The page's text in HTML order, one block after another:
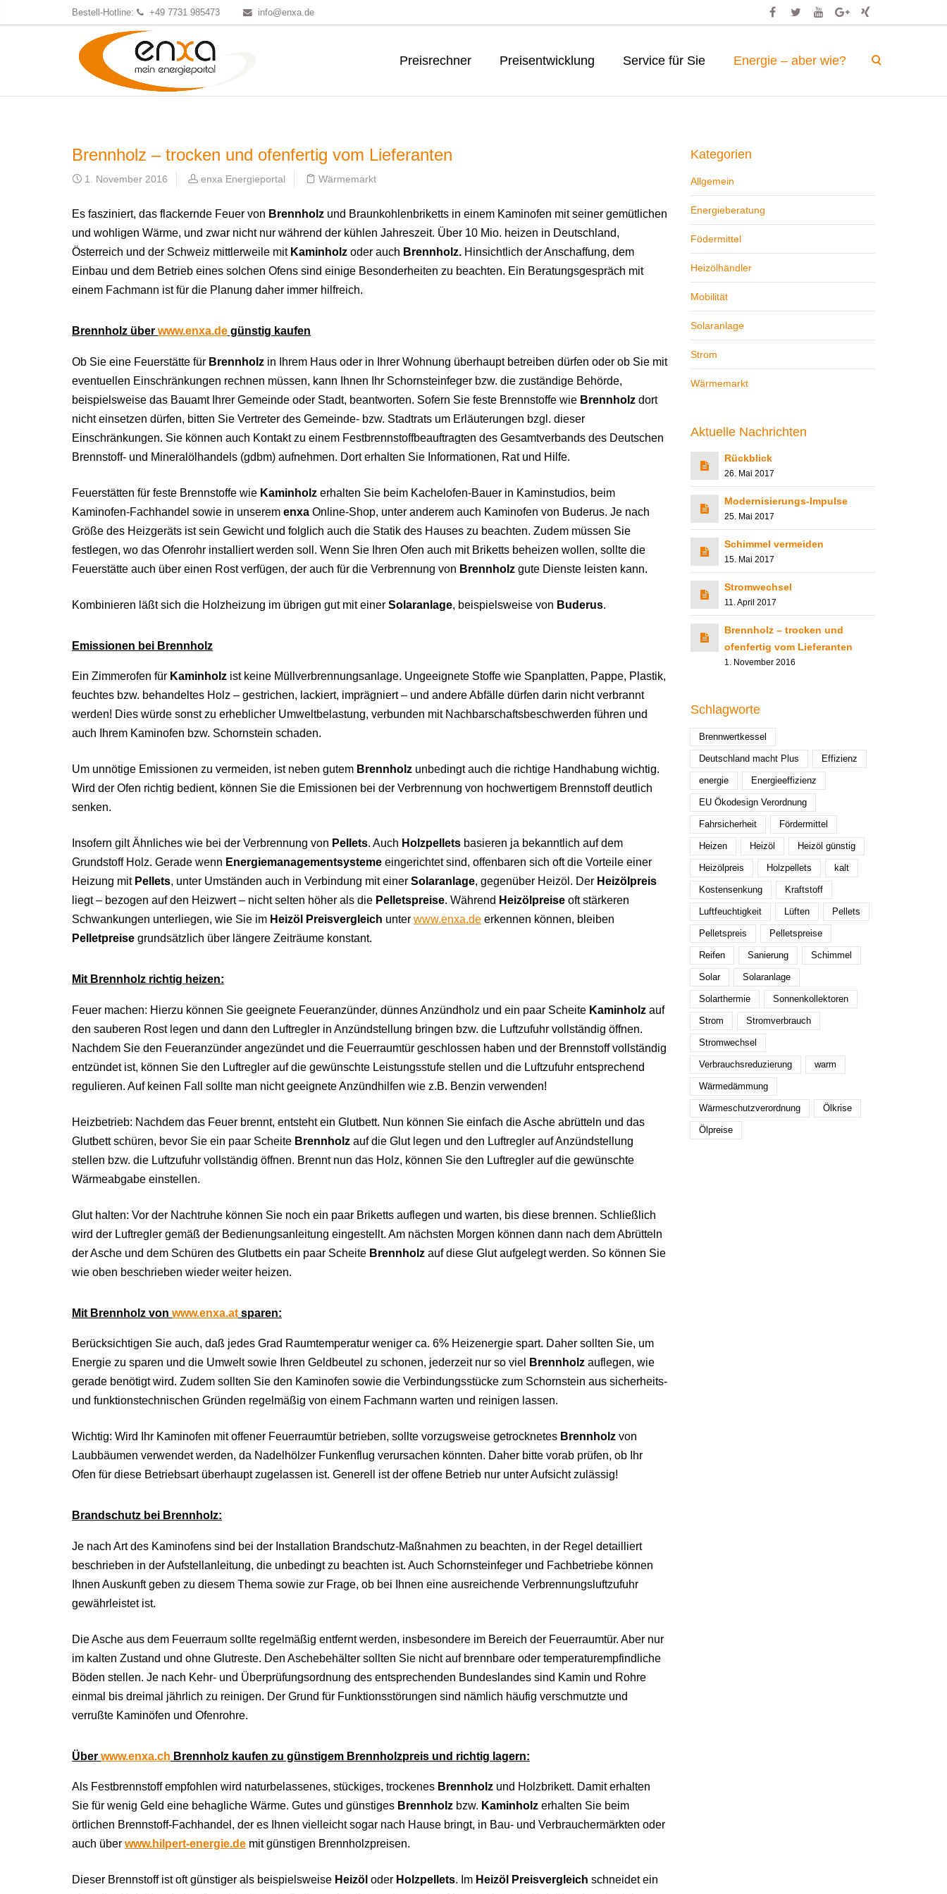
Bestell-Hotline: +49 7731 985473 info@enxa.de
Preisrechner Preisentwicklung Service für Sie Energie – aber wie?
Brennholz – trocken und ofenfertig vom Lieferanten
1. November 2016 enxa Energieportal Wärmemarkt
Es fasziniert, das flackernde Feuer von Brennholz und Braunkohlenbriketts in einem Kaminofen mit seiner gemütlichen
und wohligen Wärme, und zwar nicht nur während der kühlen Jahreszeit. Über 10 Mio. heizen in Deutschland,
Österreich und der Schweiz mittlerweile mit Kaminholz oder auch Brennholz. Hinsichtlich der Anschaffung, dem
Einbau und dem Betrieb eines solchen Ofens sind einige Besonderheiten zu beachten. Ein Beratungsgespräch mit
einem Fachmann ist für die Planung daher immer hilfreich.
Brennholz über www.enxa.de günstig kaufen
Ob Sie eine Feuerstätte für Brennholz in Ihrem Haus oder in Ihrer Wohnung überhaupt betreiben dürfen oder ob Sie mit
eventuellen Einschränkungen rechnen müssen, kann Ihnen Ihr Schornsteinfeger bzw. die zuständige Behörde,
beispielsweise das Bauamt Ihrer Gemeinde oder Stadt, beantworten. Sofern Sie feste Brennstoffe wie Brennholz dort
nicht einsetzen dürfen, bitten Sie Vertreter des Gemeinde- bzw. Stadtrats um Erläuterungen bzgl. dieser
Einschränkungen. Sie können auch Kontakt zu einem Festbrennstoffbeauftragten des Gesamtverbands des Deutschen
Brennstoff- und Mineralölhandels (gdbm) aufnehmen. Dort erhalten Sie Informationen, Rat und Hilfe.
Feuerstätten für feste Brennstoffe wie Kaminholz erhalten Sie beim Kachelofen-Bauer in Kaminstudios, beim
Kaminofen-Fachhandel sowie in unserem enxa Online-Shop, unter anderem auch Kaminofen von Buderus. Je nach
Größe des Heizgeräts ist sein Gewicht und folglich auch die Statik des Hauses zu beachten. Zudem müssen Sie
festlegen, wo das Ofenrohr installiert werden soll. Wenn Sie Ihren Ofen auch mit Briketts beheizen wollen, sollte die
Feuerstätte auch über einen Rost verfügen, der auch für die Verbrennung von Brennholz gute Dienste leisten kann.
Kombinieren läßt sich die Holzheizung im übrigen gut mit einer Solaranlage, beispielsweise von Buderus.
Emissionen bei Brennholz
Ein Zimmerofen für Kaminholz ist keine Müllverbrennungsanlage. Ungeeignete Stoffe wie Spanplatten, Pappe, Plastik,
feuchtes bzw. behandeltes Holz – gestrichen, lackiert, imprägniert – und andere Abfälle dürfen darin nicht verbrannt
werden! Dies würde sonst zu erheblicher Umweltbelastung, verbunden mit Nachbarschaftsbeschwerden führen und
auch Ihrem Kaminofen bzw. Schornstein schaden.
Um unnötige Emissionen zu vermeiden, ist neben gutem Brennholz unbedingt auch die richtige Handhabung wichtig.
Wird der Ofen richtig bedient, können Sie die Emissionen bei der Verbrennung von hochwertigem Brennstoff deutlich
senken.
Insofern gilt Ähnliches wie bei der Verbrennung von Pellets. Auch Holzpellets basieren ja bekanntlich auf dem
Grundstoff Holz. Gerade wenn Energiemanagementsysteme eingerichtet sind, offenbaren sich oft die Vorteile einer
Heizung mit Pellets, unter Umständen auch in Verbindung mit einer Solaranlage, gegenüber Heizöl. Der Heizölpreis
liegt – bezogen auf den Heizwert – nicht selten höher als die Pelletspreise. Während Heizölpreise oft stärkeren
Schwankungen unterliegen, wie Sie im Heizöl Preisvergleich unter www.enxa.de erkennen können, bleiben
Pelletpreise grundsätzlich über längere Zeiträume konstant.
Mit Brennholz richtig heizen:
Feuer machen: Hierzu können Sie geeignete Feueranzünder, dünnes Anzündholz und ein paar Scheite Kaminholz auf
den sauberen Rost legen und dann den Luftregler in Anzündstellung bringen bzw. die Luftzufuhr vollständig öffnen.
Nachdem Sie den Feueranzünder angezündet und die Feuerraumtür geschlossen haben und der Brennstoff vollständig
entzündet ist, können Sie den Luftregler auf die gewünschte Leistungsstufe stellen und die Luftzufuhr entsprechend
regulieren. Auf keinen Fall sollte man nicht geeignete Anzündhilfen wie z.B. Benzin verwenden!
Heizbetrieb: Nachdem das Feuer brennt, entsteht ein Glutbett. Nun können Sie einfach die Asche abrütteln und das
Glutbett schüren, bevor Sie ein paar Scheite Brennholz auf die Glut legen und den Luftregler auf Anzündstellung
stellen bzw. die Luftzufuhr vollständig öffnen. Brennt nun das Holz, können Sie den Luftregler auf die gewünschte
Wärmeabgabe einstellen.
Glut halten: Vor der Nachtruhe können Sie noch ein paar Briketts auflegen und warten, bis diese brennen. Schließlich
wird der Luftregler gemäß der Bedienungsanleitung eingestellt. Am nächsten Morgen können dann nach dem Abrütteln
der Asche und dem Schüren des Glutbetts ein paar Scheite Brennholz auf diese Glut aufgelegt werden. So können Sie
wie oben beschrieben wieder weiter heizen.
Mit Brennholz von www.enxa.at sparen:
Berücksichtigen Sie auch, daß jedes Grad Raumtemperatur weniger ca. 6% Heizenergie spart. Daher sollten Sie, um
Energie zu sparen und die Umwelt sowie Ihren Geldbeutel zu schonen, jederzeit nur so viel
Brennholz auflegen, wie
gerade benötigt wird. Zudem sollten Sie den Kaminofen sowie die Verbindungsstücke zum Schornstein aus sicherheits-
und funktionstechnischen Gründen regelmäßig von einem Fachmann warten und reinigen lassen.
Wichtig: Wird Ihr Kaminofen mit offener Feuerraumtür betrieben, sollte vorzugsweise getrocknetes Brennholz von
Laubbäumen verwendet werden, da Nadelhölzer Funkenflug verursachen könnten. Daher bitte vorab prüfen, ob Ihr
Ofen für diese Betriebsart überhaupt zugelassen ist. Generell ist der offene Betrieb nur unter Aufsicht zulässig!
Brandschutz bei Brennholz:
Je nach Art des Kaminofens sind bei der Installation Brandschutz-Maßnahmen zu beachten, in der Regel detailliert
beschrieben in der Aufstellanleitung, die unbedingt zu beachten ist. Auch Schornsteinfeger und Fachbetriebe können
Ihnen Auskunft geben zu diesem Thema sowie zur Frage, ob bei Ihnen eine ausreichende Verbrennungsluftzufuhr
gewährleistet ist.
Die Asche aus dem Feuerraum sollte regelmäßig entfernt werden, insbesondere im Bereich der Feuerraumtür. Aber nur
im kalten Zustand und ohne Glutreste. Den Aschebehälter sollten Sie nicht auf brennbare oder temperaturempfindliche
Böden stellen. Je nach Kehr- und Überprüfungsordnung des entsprechenden Bundeslandes sind Kamin und Rohre
einmal bis dreimal jährlich zu reinigen. Der Grund für Funktionsstörungen sind nämlich häufig verschmutzte und
verrußte Kaminöfen und Ofenrohre.
Über www.enxa.ch Brennholz kaufen zu günstigem Brennholzpreis und richtig lagern:
Als Festbrennstoff empfohlen wird naturbelassenes, stückiges, trockenes Brennholz und Holzbrikett. Damit erhalten
Sie für wenig Geld eine behagliche Wärme. Gutes und günstiges Brennholz bzw. Kaminholz erhalten Sie beim
örtlichen Brennstoff-Fachhandel, der es Ihnen vielleicht sogar nach Hause bringt, in Bau- und Verbrauchermärkten oder
auch über www.hilpert-energie.de mit günstigen Brennholzpreisen.
Dieser Brennstoff ist oft günstiger als beispielsweise Heizöl oder Holzpellets. Im Heizöl Preisvergleich schneidet ein
Kategorien
Allgemein
Energieberatung
Födermittel
Heizölhändler
Mobilität
Solaranlage
Strom
Wärmemarkt
Aktuelle Nachrichten
Rückblick
26. Mai 2017
Modernisierungs-Impulse
25. Mai 2017
Schimmel vermeiden
15. Mai 2017
Stromwechsel
11. April 2017
Brennholz – trocken und
ofenfertig vom Lieferanten
1. November 2016
Schlagworte
Brennwertkessel
Deutschland macht Plus Effizienz
energie Energieeffizienz
EU Ökodesign Verordnung
Fahrsicherheit Fördermittel
Heizen Heizöl Heizöl günstig
Heizölpreis Holzpellets kalt
Kostensenkung Kraftstoff
Luftfeuchtigkeit Lüften Pellets
Pelletspreis Pelletspreise
Reifen Sanierung Schimmel
Solar Solaranlage
Solarthermie Sonnenkollektoren
Strom Stromverbrauch
Stromwechsel
Verbrauchsreduzierung warm
Wärmedämmung
Wärmeschutzverordnung Ölkrise
Ölpreise